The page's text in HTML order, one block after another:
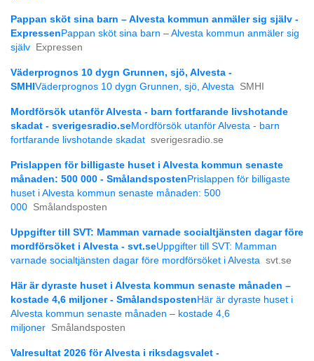
Pappan sköt sina barn – Alvesta kommun anmäler sig själv -
Expressen Pappan sköt sina barn – Alvesta kommun anmäler sig
själv
Expressen
Väderprognos 10 dygn Grunnen, sjö, Alvesta -
SMHI Väderprognos 10 dygn Grunnen, sjö, Alvesta SMHI
Mordförsök utanför Alvesta - barn fortfarande livshotande
skadat - sverigesradio.seMordförsök utanför Alvesta - barn
fortfarande livshotande skadat sverigesradio.se
Prislappen för billigaste huset i Alvesta kommun senaste
månaden: 500 000 - Smålandsposten Prislappen för billigaste
huset i Alvesta kommun senaste månaden: 500
000 Smålandsposten
Uppgifter till SVT: Mamman varnade socialtjänsten dagar före
mordförsöket i Alvesta - svt.seUppgifter till SVT: Mamman
varnade socialtjänsten dagar före mordförsöket i Alvesta svt.se
Här är dyraste huset i Alvesta kommun senaste månaden –
kostade 4,6 miljoner - Smålandsposten Här är dyraste huset i
Alvesta kommun senaste månaden – kostade 4,6
miljoner Smålandsposten
Valresultat 2026 för Alvesta i riksdagsvalet -